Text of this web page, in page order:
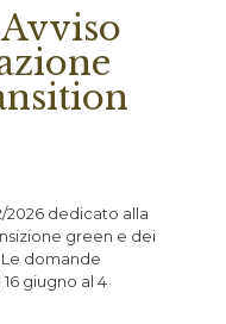
2026 dedicato alla
green e dei
domande
giugno al 4